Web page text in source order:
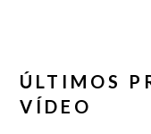
ÚLTIMOS
VÍDEO